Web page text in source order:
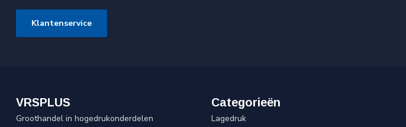
Klantenservice
VRSPLUS
Groothandel in hogedrukonderdelen
Categorieën
Lagedruk